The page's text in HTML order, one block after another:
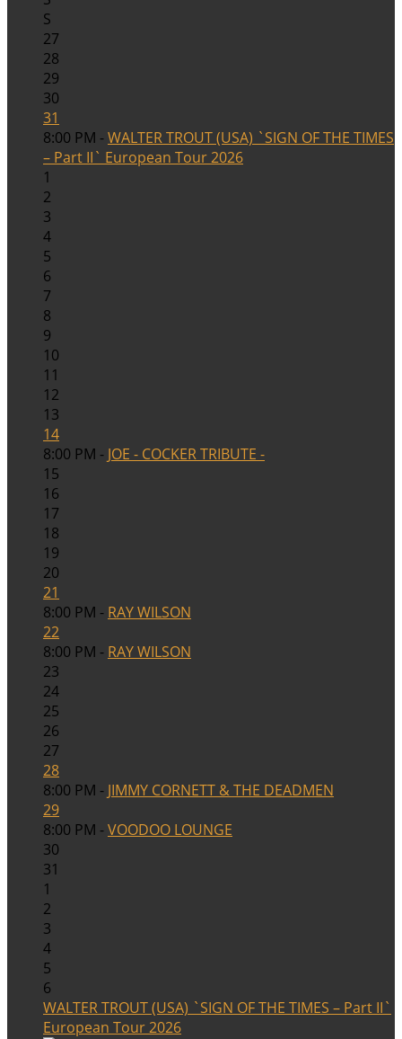
S
27
28
29
30
31
8:00 PM -WALTER TROUT (USA) `SIGN OF THE TIMES
– Part II` European Tour 2026
1
2
3
4
5
6
7
8
9
10
11
12
13
14
8:00 PM - JOE - COCKER TRIBUTE -
15
16
17
18
19
20
21
8:00 PM - RAY WILSON
22
8:00 PM - RAY WILSON
23
24
25
26
27
28
8:00 PM - JIMMY CORNETT & THE DEADMEN
29
8:00 PM -VOODOO LOUNGE
30
31
1
2
3
4
5
6
WALTER TROUT (USA) `SIGN OF THE TIMES – Part II`
European Tour 2026